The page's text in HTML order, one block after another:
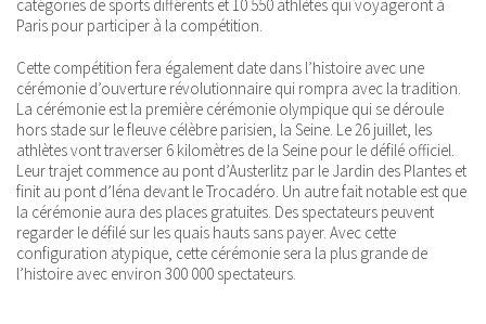
catégories de sports différents et 10 550 athlètes qui voyageront à
Paris pour participer à la compétition.
Cette compétition fera également date dans l’histoire avec une
cérémonie d’ouverture révolutionnaire qui rompra avec la tradition.
La cérémonie est la première cérémonie olympique qui se déroule
hors stade sur le fleuve célèbre parisien, la Seine. Le 26 juillet, les
athlètes vont traverser 6 kilomètres de la Seine pour le défilé officiel.
Leur trajet commence au pont d’Austerlitz par le Jardin des Plantes et
finit au pont d’Iéna devant le Trocadéro. Un autre fait notable est que
la cérémonie aura des places gratuites. Des spectateurs peuvent
regarder le défilé sur les quais hauts sans payer. Avec cette
configuration atypique, cette cérémonie sera la plus grande de
l’histoire avec environ 300 000 spectateurs.